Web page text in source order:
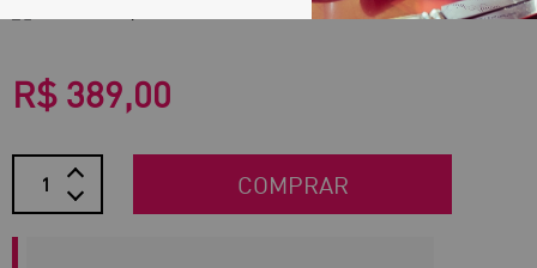
R$ 389,00
COMPRAR